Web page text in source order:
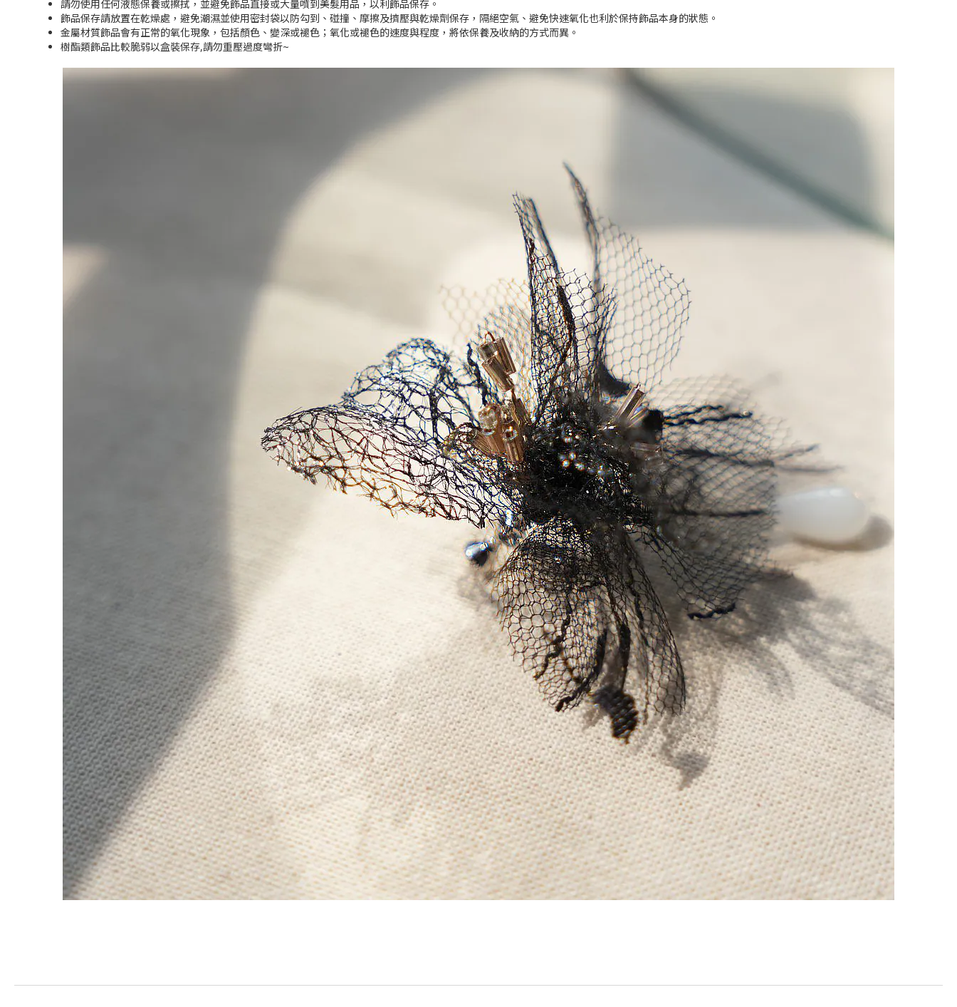
請勿使用任何液態保養或擦拭，並避免飾品直接或大量噴到美髮用品，以利飾品保存。
飾品保存請放置在乾燥處，避免潮濕並使用密封袋以防勾到、碰撞、摩擦及擠壓與乾燥劑保存，隔絕空氣、避免快速氧化也利於保持飾品本身的狀態。
金屬材質飾品會有正常的氧化現象，包括顏色、變深或褪色；氧化或褪色的速度與程度，將依保養及收納的方式而異。
樹酯類飾品比較脆弱以盒裝保存,請勿重壓過度彎折~